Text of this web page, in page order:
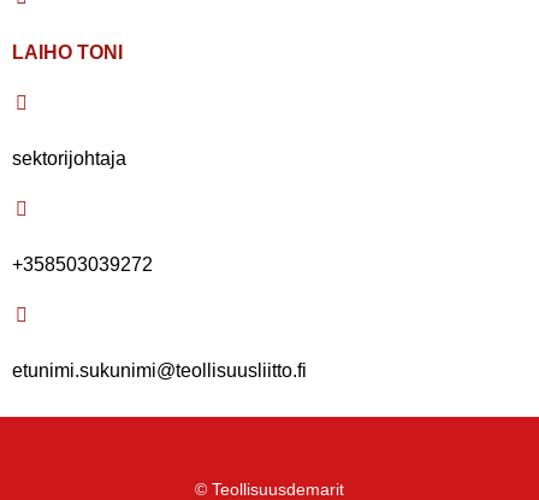
LAIHO TONI
sektorijohtaja
+358503039272
etunimi.sukunimi@teollisuusliitto.fi
© Teollisuusdemarit